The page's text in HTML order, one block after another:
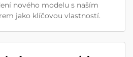
nového modelu s naším
jako klíčovou vlastností.